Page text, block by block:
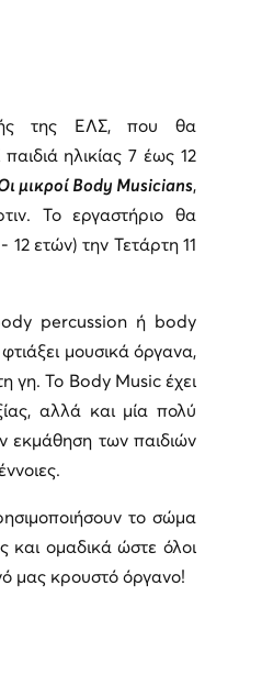
της ΕΛΣ, που θα
ηλικίας 7 έως 12
μικροί Body Musicians,
Το εργαστήριο θα
ετών) την Τετάρτη 11
percussion ή body
μουσικά όργανα,
γη. Το Body Music έχει
αλλά και μία πολύ
εκμάθηση των παιδιών
το σώμα
και ομαδικά ώστε όλοι
μας κρουστό όργανο!